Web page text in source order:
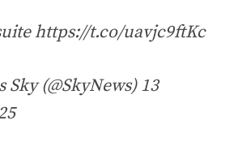
https://t.co/uavjc9ftKc
Sky (@SkyNews)13